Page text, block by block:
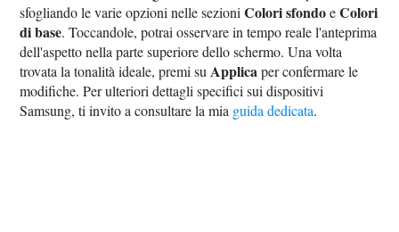
sfogliando le varie opzioni nelle sezioniColori sfondoeColori
di base. Toccandole, potrai osservare in tempo reale l'anteprima
dell'aspetto nella parte superiore dello schermo. Una volta
trovata la tonalità ideale, premi su Applica per confermare le
modifiche. Per ulteriori dettagli specifici sui dispositivi
Samsung, ti invito a consultare la mia guida dedicata.